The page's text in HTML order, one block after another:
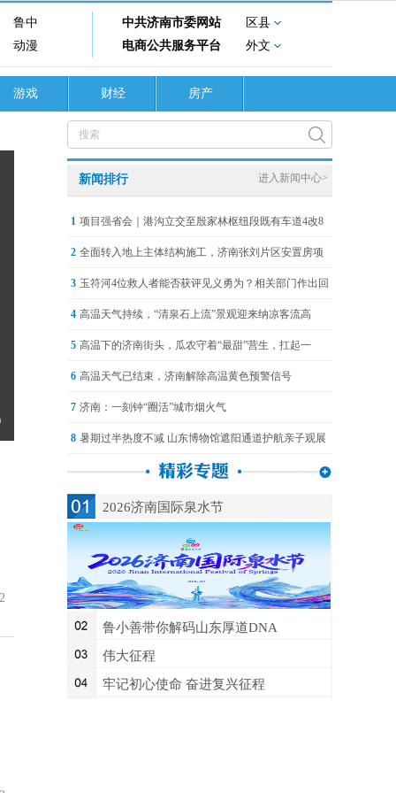
鲁中 中共济南市委网站
区县
动漫
电商公共服务平台 外文
游戏 财经 房产
新闻排行 进入新闻中心>
1 项目强省会｜港沟立交至殷家林枢纽段既有车道4改8
2 全面转入地上主体结构施工，济南张刘片区安置房项
3 玉符河4位救人者能否获评见义勇为？相关部门作出回
4 高温天气持续，“清泉石上流”景观迎来纳凉客流高
5 高温下的济南街头，瓜农守着“最甜”营生，扛起一
6 高温天气已结束，济南解除高温黄色预警信号
7 济南：一刻钟“圈活”城市烟火气
8 暑期过半热度不减 山东博物馆遮阳通道护航亲子观展
2026济南国际泉水节
鲁小善带你解码山东厚道DNA
伟大征程
牢记初心使命 奋进复兴征程